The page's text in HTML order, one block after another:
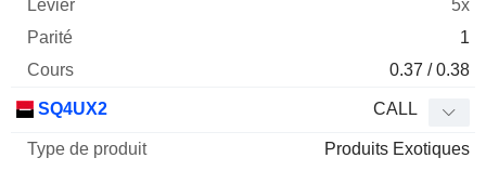
5x
1
0.37 / 0.38
SQ4UX2 CALL
Produits Exotiques